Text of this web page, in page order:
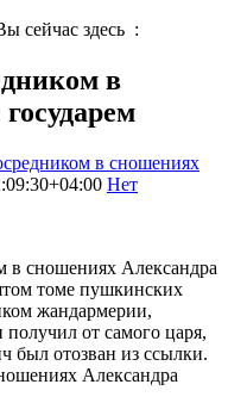
сейчас здесь :
в
в сношениях
Нет
в сношениях Александра
томе пушкинских
жандармерии,
от самого царя,
был отозван из ссылки.